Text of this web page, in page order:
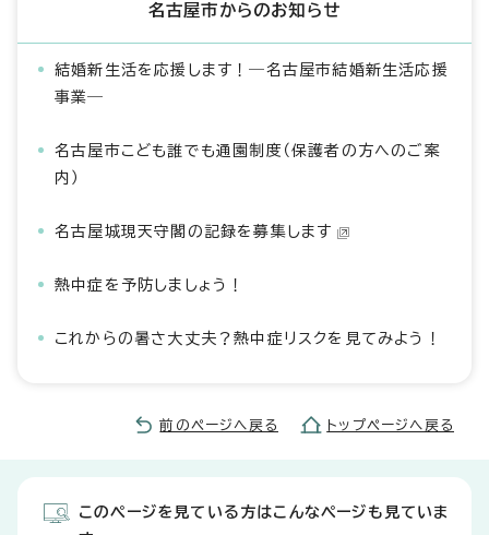
名古屋市からのお知らせ
結婚新生活を応援します！―名古屋市結婚新生活応援
事業―
名古屋市こども誰でも通園制度（保護者の方へのご案
内）
名古屋城現天守閣の記録を募集します
熱中症を予防しましょう！
これからの暑さ大丈夫？熱中症リスクを見てみよう！
前のページへ戻る トップページへ戻る
このページを見ている方はこんなページも見ていま